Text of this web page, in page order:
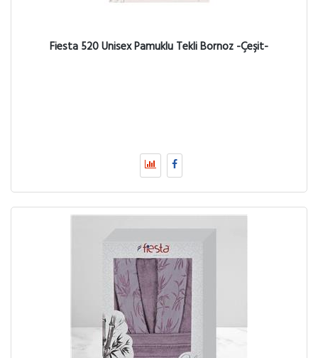
Fiesta 520 Unisex Pamuklu Tekli Bornoz -Çeşit-